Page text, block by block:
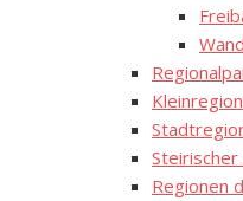
Regionen